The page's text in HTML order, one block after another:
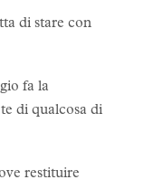
di stare con
fa la
di qualcosa di
restituire